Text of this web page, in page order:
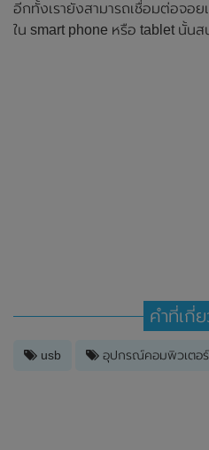
อีกทั้งเรายังสามารถเชื่อมต่อจอย
ใน smart phone หรือ tablet นั้น
คำที่เกี่
usb อุปกรณ์คอมพิวเตอร์